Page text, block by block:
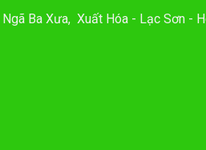
Ngã Ba Xưa, Xuất Hóa - Lạc Sơn -